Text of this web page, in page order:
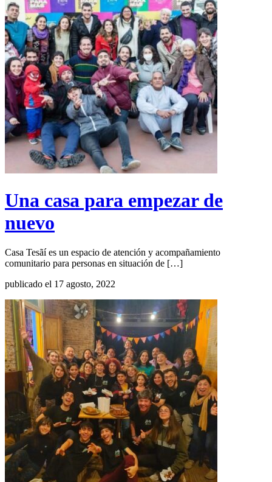
Una casa para empezar de
nuevo
Casa Tesãí es un espacio de atención y acompañamiento
comunitario para personas en situación de […]
publicado el 17 agosto, 2022